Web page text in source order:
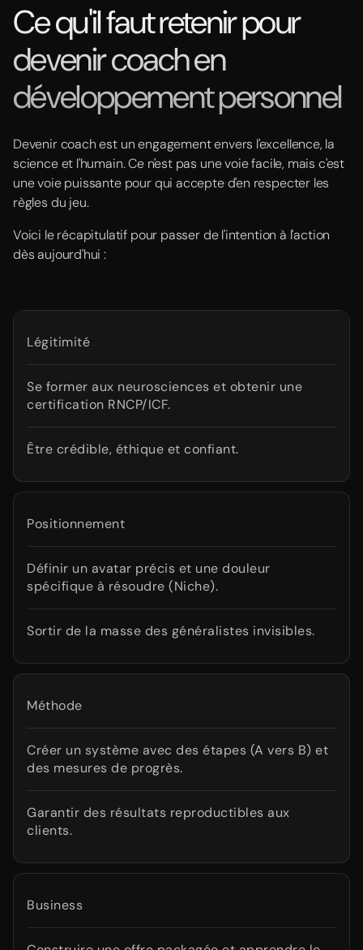
Ce qu'il faut retenir pour
devenir coach en
développement personnel
Devenir coach est un engagement envers l'excellence, la
science et l'humain. Ce n'est pas une voie facile, mais c'est
une voie puissante pour qui accepte d'en respecter les
règles du jeu.
Voici le récapitulatif pour passer de l'intention à l'action
dès aujourd'hui :
Légitimité
Se former aux neurosciences et obtenir une
certification RNCP/ICF.
Être crédible, éthique et confiant.
Positionnement
Définir un avatar précis et une douleur
spécifique à résoudre (Niche).
Sortir de la masse des généralistes invisibles.
Méthode
Créer un système avec des étapes (A vers B) et
des mesures de progrès.
Garantir des résultats reproductibles aux
clients.
Business